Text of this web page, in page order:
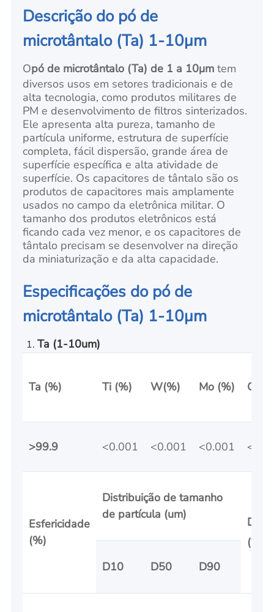
Descrição do pó de
microtântalo (Ta) 1-10μm
Opó de microtântalo (Ta) de 1 a 10μm tem
diversos usos em setores tradicionais e de
alta tecnologia, como produtos militares de
PM e desenvolvimento de filtros sinterizados.
Ele apresenta alta pureza, tamanho de
partícula uniforme, estrutura de superfície
completa, fácil dispersão, grande área de
superfície específica e alta atividade de
superfície. Os capacitores de tântalo são os
produtos de capacitores mais amplamente
usados no campo da eletrônica militar. O
tamanho dos produtos eletrônicos está
ficando cada vez menor, e os capacitores de
tântalo precisam se desenvolver na direção
da miniaturização e da alta capacidade.
Especificações do pó de
microtântalo (Ta) 1-10μm
Ta (1-10um)
Ta (%) Ti (%) W(%) Mo (%) Cr
>99.9 <0.001 <0.001 <0.001
Esfericidade
(%)
Distribuição de tamanho
de partícula (um)
(g/
D10 D50 D90